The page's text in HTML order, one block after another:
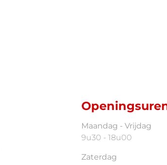
Maandag - Vrijdag
9u30 - 18u00
Zaterdag